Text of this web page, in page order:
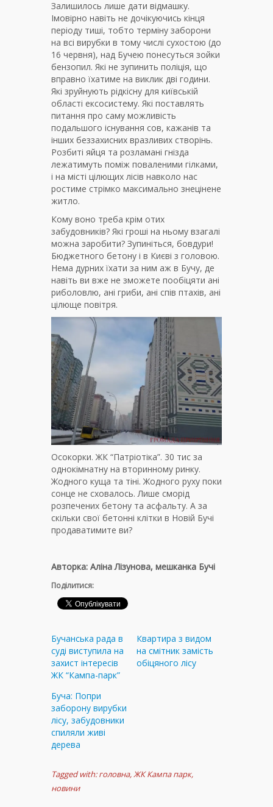
Залишилось лише дати відмашку.
Імовірно навіть не дочікуючись кінця
періоду тиші, тобто терміну заборони
на всі вирубки в тому числі сухостою (до
16 червня), над Бучею понесуться зойки
бензопил. Які не зупинить поліція, що
вправно їхатиме на виклик дві години.
Які зруйнують рідкісну для київській
області ексосистему. Які поставлять
питання про саму можливість
подальшого існування сов, кажанів та
інших беззахисних вразливих створінь.
Розбиті яйця та розламані гнізда
лежатимуть поміж поваленими гілками,
і на місті цілющих лісів навколо нас
ростиме стрімко максимально знецінене
житло.
Кому воно треба крім отих
забудовників? Які гроші на ньому взагалі
можна заробити? Зупиніться, бовдури!
Бюджетного бетону і в Києві з головою.
Нема дурних їхати за ним аж в Бучу, де
навіть ви вже не зможете пообіцяти ані
риболовлю, ані гриби, ані спів птахів, ані
цілюще повітря.
Осокорки. ЖК “Патріотіка”. 30 тис за
однокімнатну на вторинному ринку.
Жодного куща та тіні. Жодного руху поки
сонце не сховалось. Лише сморід
розпечених бетону та асфальту. А за
скільки свої бетонні клітки в Новій Бучі
продаватимите ви?
Авторка: Аліна Лізунова, мешканка Бучі
Поділитися:
Бучанська рада в
суді виступила на
захист інтересів
ЖК “Кампа-парк”
Квартира з видом
на смітник замість
обіцяного лісу
Буча: Попри
заборону вирубки
лісу, забудовники
спиляли живі
дерева
Tagged with: головна,ЖК Кампа парк,
новини